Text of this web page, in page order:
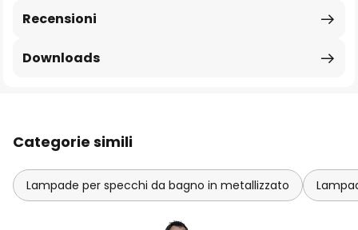
Recensioni
Downloads
Categorie simili
Lampade per specchi da bagno in metallizzato